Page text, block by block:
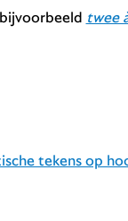
twee
tekens op